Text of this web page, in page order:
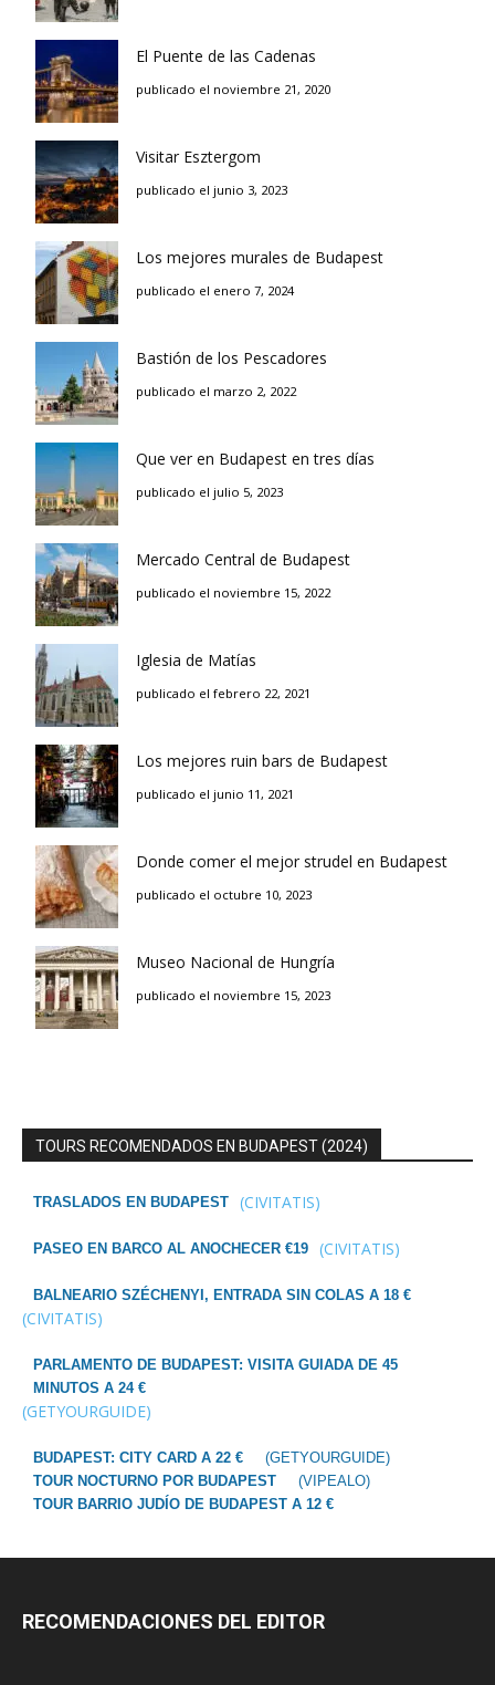
El Puente de las Cadenas
publicado el noviembre 21, 2020
Visitar Esztergom
publicado el junio 3, 2023
Los mejores murales de Budapest
publicado el enero 7, 2024
Bastión de los Pescadores
publicado el marzo 2, 2022
Que ver en Budapest en tres días
publicado el julio 5, 2023
Mercado Central de Budapest
publicado el noviembre 15, 2022
Iglesia de Matías
publicado el febrero 22, 2021
Los mejores ruin bars de Budapest
publicado el junio 11, 2021
Donde comer el mejor strudel en Budapest
publicado el octubre 10, 2023
Museo Nacional de Hungría
publicado el noviembre 15, 2023
TOURS RECOMENDADOS EN BUDAPEST (2024)
TRASLADOS EN BUDAPEST (CIVITATIS)
PASEO EN BARCO AL ANOCHECER €19 (CIVITATIS)
BALNEARIO SZÉCHENYI, ENTRADA SIN COLAS A 18 €
(CIVITATIS)
PARLAMENTO DE BUDAPEST: VISITA GUIADA DE 45
MINUTOS A 24 €
(GETYOURGUIDE)
BUDAPEST: CITY CARD A 22 €
(GETYOURGUIDE)
TOUR NOCTURNO POR BUDAPEST
(VIPEALO)
TOUR BARRIO JUDÍO DE BUDAPEST A 12 €
RECOMENDACIONES DEL EDITOR